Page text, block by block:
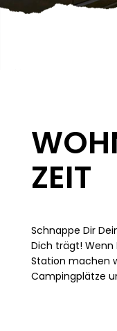
ZEIT
Schnappe Dir
Dich trägt! Wenn
Station machen
Campingplätze